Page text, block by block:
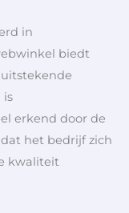
in
biedt
is
erkend door de
het bedrijf zich
kwaliteit